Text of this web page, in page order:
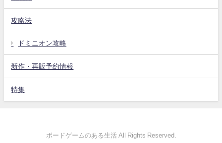
攻略法
ドミニオン攻略
新作・再販予約情報
特集
ボードゲームのある生活 All Rights Reserved.